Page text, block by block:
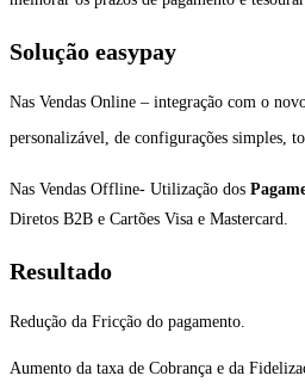
Solução easypay
Nas Vendas Online – integração com o
personalizável, de configurações simples,
Nas Vendas Offline- Utilização dos
Diretos B2B e Cartões Visa e Mastercard.
Resultado
Redução da Fricção do pagamento.
Aumento da taxa de Cobrança e da